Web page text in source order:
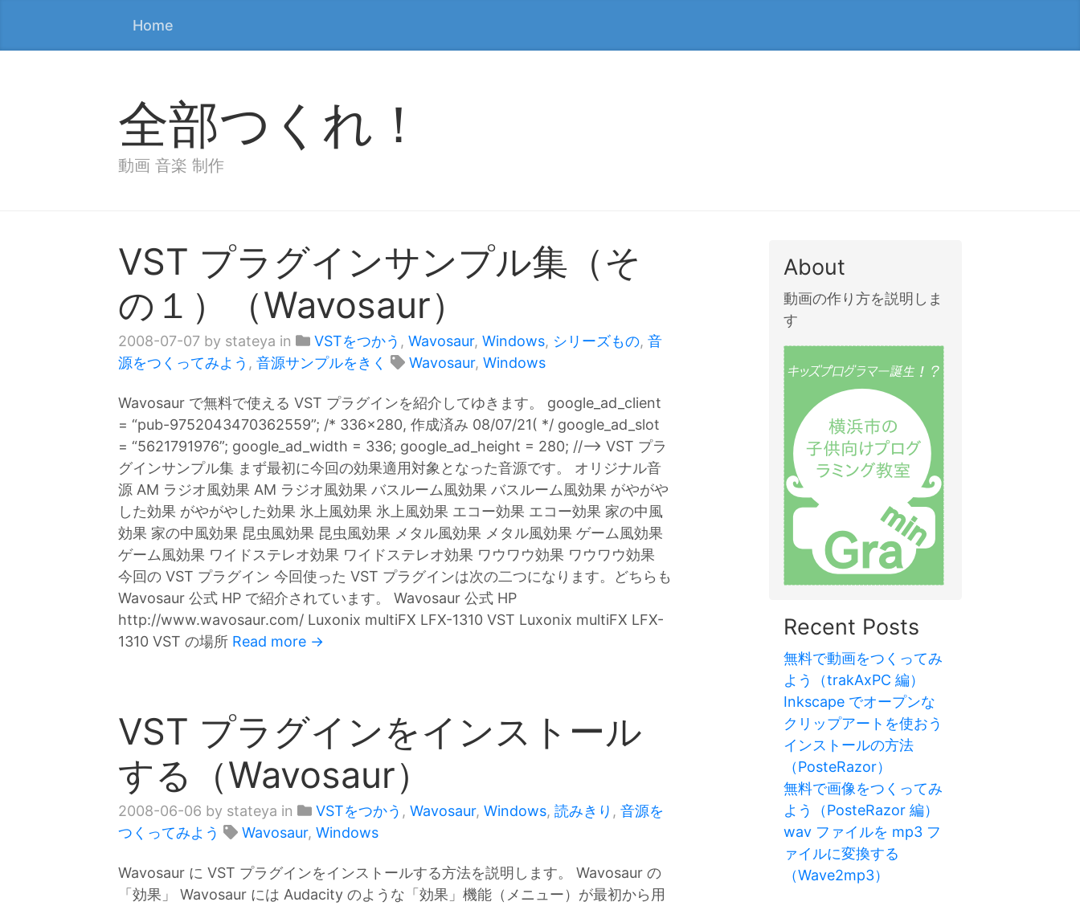
Home
全部つくれ！
動画 音楽 制作
VST プラグインサンプル集（そ
の１）（Wavosaur）
2008-07-07 by stateya in VSTをつかう , Wavosaur, Windows, シリーズもの, 音
源をつくってみよう , 音源サンプルをきく Wavosaur, Windows
Wavosaur で無料で使える VST プラグインを紹介してゆきます。 google_ad_client
= “pub-9752043470362559”; /* 336x280, 作成済み 08/07/21( */ google_ad_slot
= “5621791976”; google_ad_width = 336; google_ad_height = 280; //–> VST プラ
グインサンプル集 まず最初に今回の効果適用対象となった音源です。 オリジナル音
源 AM ラジオ風効果 AM ラジオ風効果 バスルーム風効果 バスルーム風効果 がやがや
した効果 がやがやした効果 氷上風効果 氷上風効果 エコー効果 エコー効果 家の中風
効果 家の中風効果 昆虫風効果 昆虫風効果 メタル風効果 メタル風効果 ゲーム風効果
ゲーム風効果 ワイドステレオ効果 ワイドステレオ効果 ワウワウ効果 ワウワウ効果
今回の VST プラグイン 今回使った VST プラグインは次の二つになります。どちらも
Wavosaur 公式 HP で紹介されています。 Wavosaur 公式 HP
http://www.wavosaur.com/ Luxonix multiFX LFX-1310 VST Luxonix multiFX LFX-
1310 VST の場所 Read more →
VST プラグインをインストール
する（Wavosaur）
2008-06-06 by stateya in VSTをつかう , Wavosaur, Windows, 読みきり , 音源を
つくってみよう
Wavosaur, Windows
Wavosaur に VST プラグインをインストールする方法を説明します。 Wavosaur の
「効果」 Wavosaur には Audacity のような「効果」機能（メニュー）が最初から用
About
動画の作り方を説明しま
す
Recent Posts
無料で動画をつくってみ
よう（trakAxPC 編）
Inkscape でオープンな
クリップアートを使おう
インストールの方法
（PosteRazor）
無料で画像をつくってみ
よう（PosteRazor 編）
wav ファイルを mp3 フ
ァイルに変換する
（Wave2mp3）